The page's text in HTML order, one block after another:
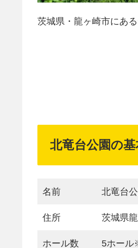
茨城県・龍ヶ崎市にあ
北竜台公園の基
名前 北竜台
住所 茨城県
ホール数 5ホール